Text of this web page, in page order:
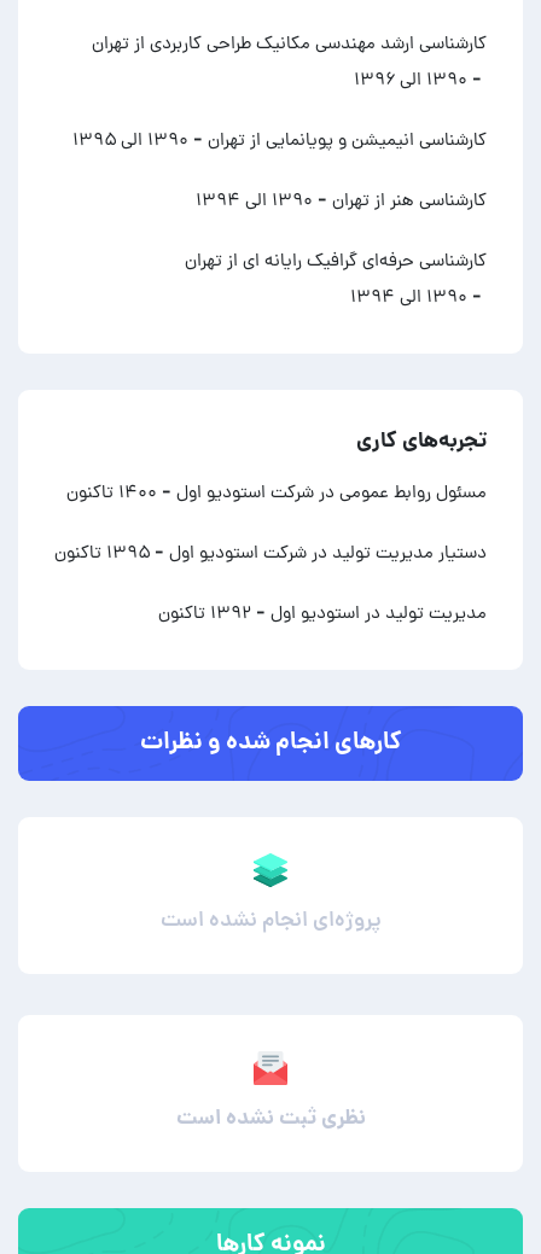
کارشناسی ارشد مهندسی مکانیک طراحی کاربردی از تهران
- ۱۳۹۰ الی ۱۳۹۶
کارشناسی انیمیشن و پویانمایی از تهران - ۱۳۹۰ الی ۱۳۹۵
کارشناسی هنر از تهران - ۱۳۹۰ الی ۱۳۹۴
کارشناسی حرفه‌ای گرافیک رایانه ای از تهران
- ۱۳۹۰ الی ۱۳۹۴
تجربه‌های کاری
مسئول روابط عمومی در شرکت استودیو اول - ۱۴۰۰ تاکنون
دستیار مدیریت تولید در شرکت استودیو اول - ۱۳۹۵ تاکنون
مدیریت تولید در استودیو اول - ۱۳۹۲ تاکنون
کارهای انجام شده و نظرات
پروژه‌ای انجام نشده است
نظری ثبت نشده است
نمونه کارها